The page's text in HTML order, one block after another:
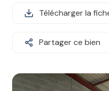
LOUER
ESTIMATION
ÉQUIPE
Télécharger la
Partager ce bien